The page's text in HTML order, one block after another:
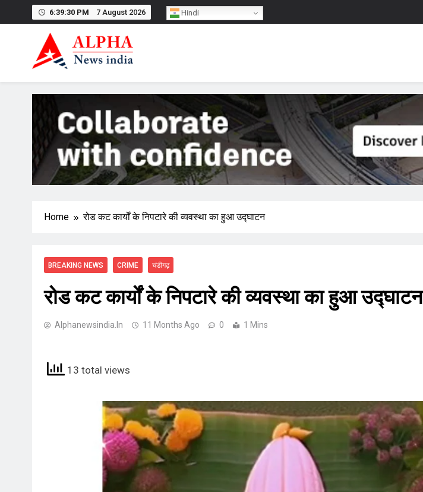
6:39:31 PM 7 August 2026
Home रोड कट कार्यों के निपटारे की व्यवस्था का हुआ उद्घाटन
BREAKING NEWS CRIME चंडीगढ़
रोड कट कार्यों के निपटारे की व्यवस्था का हुआ उद्घाटन
Alphanewsindia.in 11 Months Ago 0 1 Mins
13 total views
Hindi